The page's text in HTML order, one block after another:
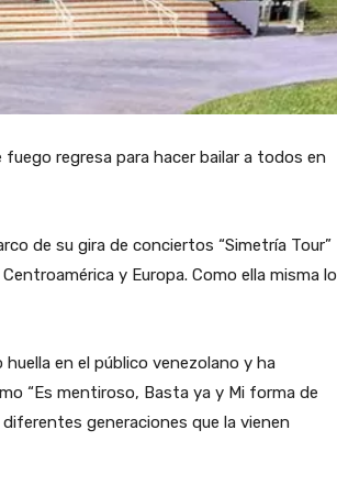
regresa para hacer bailar a todos en
de su gira de conciertos “Simetría Tour”
y Europa. Como ella misma lo
en el público venezolano y ha
“Es mentiroso, Basta ya y Mi forma de
generaciones que la vienen